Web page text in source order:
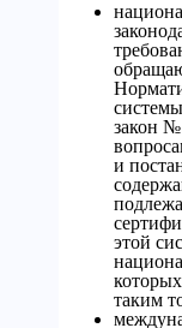
закон
и
этой
таким